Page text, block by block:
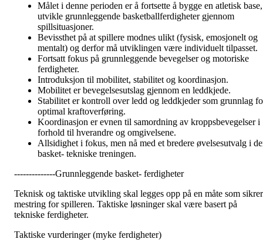
Målet i denne perioden er å fortsette å bygge en atletisk base,
utvikle grunnleggende basketballferdigheter gjennom
spillsituasjoner.
Bevissthet på at spillere modnes ulikt (fysisk, emosjonelt og
mentalt) og derfor må utviklingen være individuelt tilpasset.
Fortsatt fokus på grunnleggende bevegelser og motoriske
ferdigheter.
Introduksjon til mobilitet, stabilitet og koordinasjon.
Mobilitet er bevegelsesutslag gjennom en leddkjede.
Stabilitet er kontroll over ledd og leddkjeder som grunnlag
optimal kraftoverføring.
Koordinasjon er evnen til samordning av kroppsbevegelser i
forhold til hverandre og omgivelsene.
Allsidighet i fokus, men nå med et bredere øvelsesutvalg i
basket- tekniske treningen.
--------------Grunnleggende basket- ferdigheter
Teknisk og taktiske utvikling skal legges opp på en måte som sikrer
mestring for spilleren. Taktiske løsninger skal være basert på
tekniske ferdigheter.
Taktiske vurderinger (myke ferdigheter)